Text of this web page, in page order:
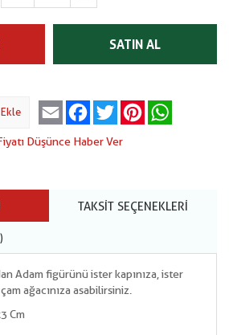
SATIN AL
Email Facebook
Twitter Pinterest
Düşünce Haber Ver
TAKSIT SEÇENEKLERI
Adam figürünü ister kapınıza, ister
ağacınıza asabilirsiniz.
Cm